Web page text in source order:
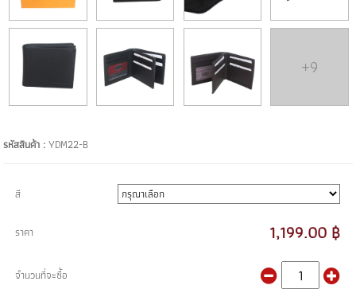
+9
รหัสสินค้า :YDM22-B
สี
ราคา 1,199.00 ฿
จำนวนที่จะซื้อ